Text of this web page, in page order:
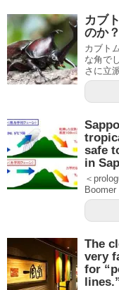
カブ
のか
カブト
な角で
さに立
safe
in
＜
The
very
for